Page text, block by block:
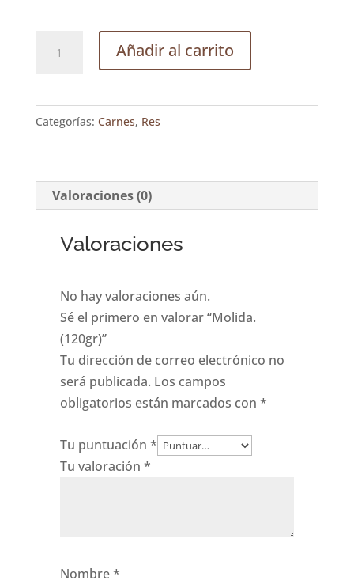
(120gr)
Añadir al carrito
Categorías: Carnes, Res
Valoraciones (0)
Valoraciones
No hay valoraciones aún.
Sé el primero en valorar “Molida.
(120gr)”
Tu dirección de correo electrónico no
será publicada. Los campos
obligatorios están marcados con *
Tu puntuación *
Tu valoración *
Nombre*